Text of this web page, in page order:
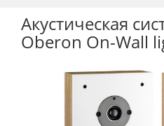
Акустическая
Oberon On-Wall